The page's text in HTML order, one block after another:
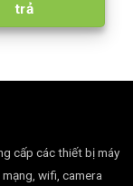
trả
cấp các thiết bị máy
wifi, camera